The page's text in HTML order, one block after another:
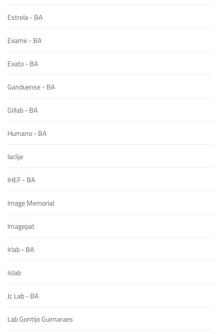
Estrela - BA
Exame - BA
Exato - BA
Ganduense - BA
Gillab - BA
Humano - BA
Iaclije
IHEF - BA
Image Memorial
Imagepat
Irlab - BA
Islab
Jc Lab - BA
Lab Gontijo Guimaraes